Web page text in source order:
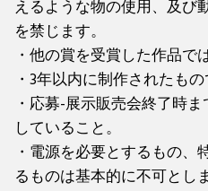
えるような物の使用、及び
を禁じます。
・他の賞を受賞した作品で
・3年以内に制作されたもの
・応募-展示販売会終了時
していること。
・電源を必要とするもの
るものは基本的に不可とし